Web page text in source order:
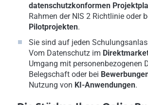
datenschutzkonformen
Rahmen der NIS 2 Richtlinie oder
Pilotprojekten.
Sie sind auf jeden
Vom Datenschutz im
Umgang mit personenbezogenen
Belegschaft oder bei
Nutzung von KI-Anwendungen.